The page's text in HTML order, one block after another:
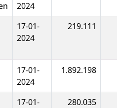
2024
17-01-
2024
219.111
17-01-
2024
1.892.198
17-01-
280.035